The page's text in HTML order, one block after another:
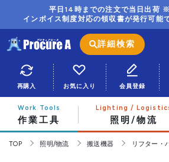
平日14時までの注文で当日出荷
インボイス制度対応の領収書が発行可能
詳細検索
再購入 お気に入り 会員登録
作業工具 照明/物流
TOP 照明/物流 搬送機器 リフター・